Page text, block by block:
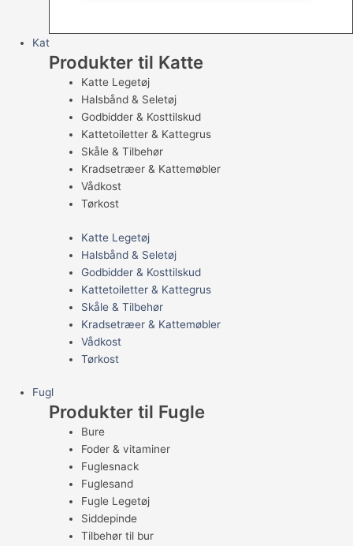
Kat
Produkter til Katte
Katte Legetøj
Halsbånd & Seletøj
Godbidder & Kosttilskud
Kattetoiletter & Kattegrus
Skåle & Tilbehør
Kradsetræer & Kattemøbler
Vådkost
Tørkost
Katte Legetøj
Halsbånd & Seletøj
Godbidder & Kosttilskud
Kattetoiletter & Kattegrus
Skåle & Tilbehør
Kradsetræer & Kattemøbler
Vådkost
Tørkost
Fugl
Produkter til Fugle
Bure
Foder & vitaminer
Fuglesnack
Fuglesand
Fugle Legetøj
Siddepinde
Tilbehør til bur